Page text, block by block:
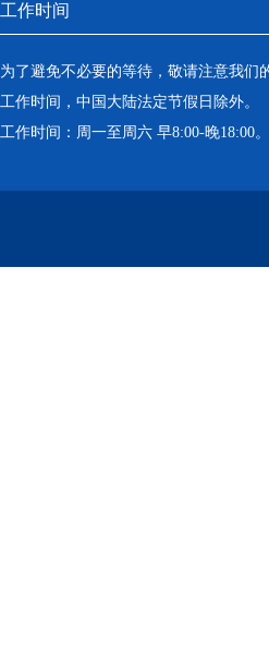
工作时间
为了避免不必要的等待，敬请注意我们
工作时间，中国大陆法定节假日除外。
工作时间：周一至周六 早8:00-晚18:00